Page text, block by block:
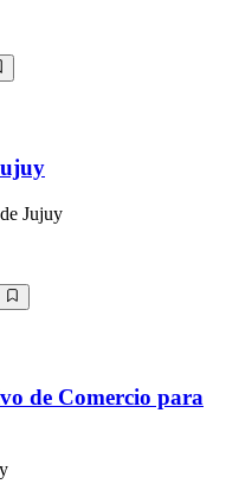
Jujuy
de Comercio para